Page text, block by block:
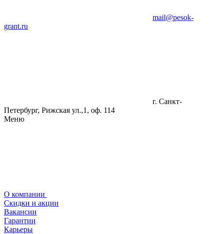
mail@pesok-
grant.ru
г. Санкт-
Петербург, Рижская ул.,1, оф. 114
Меню
О компании
Скидки и акции
Вакансии
Гарантии
Карьеры